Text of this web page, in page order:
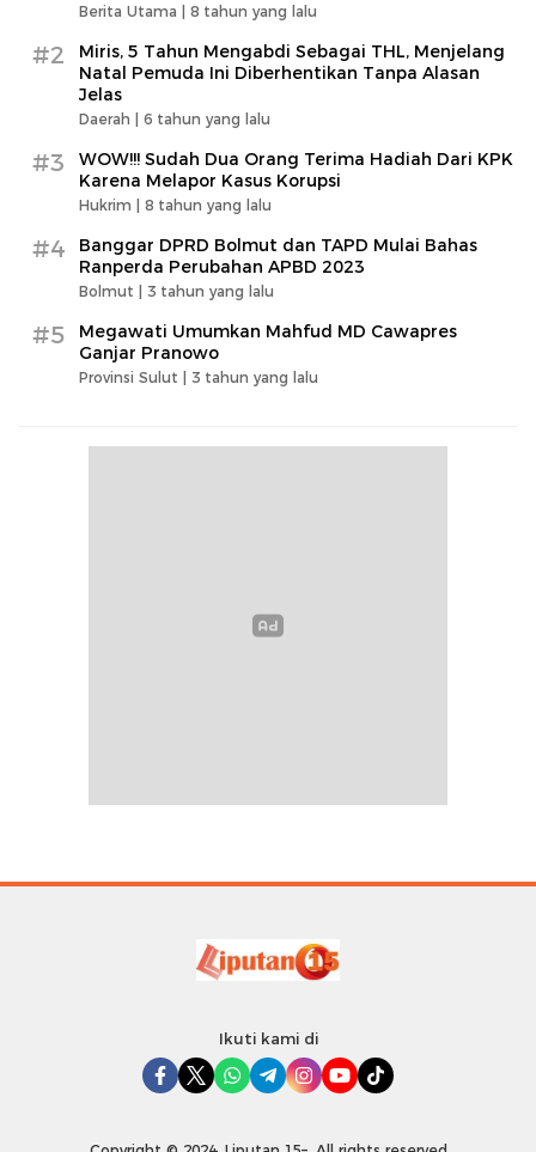
Berita Utama | 8 tahun yang lalu
#2
Miris, 5 Tahun Mengabdi Sebagai THL, Menjelang
Natal Pemuda Ini Diberhentikan Tanpa Alasan
Jelas
Daerah | 6 tahun yang lalu
#3
WOW!!! Sudah Dua Orang Terima Hadiah Dari KPK
Karena Melapor Kasus Korupsi
Hukrim | 8 tahun yang lalu
#4
Banggar DPRD Bolmut dan TAPD Mulai Bahas
Ranperda Perubahan APBD 2023
Bolmut | 3 tahun yang lalu
#5
Megawati Umumkan Mahfud MD Cawapres
Ganjar Pranowo
Provinsi Sulut | 3 tahun yang lalu
Ikuti kami di